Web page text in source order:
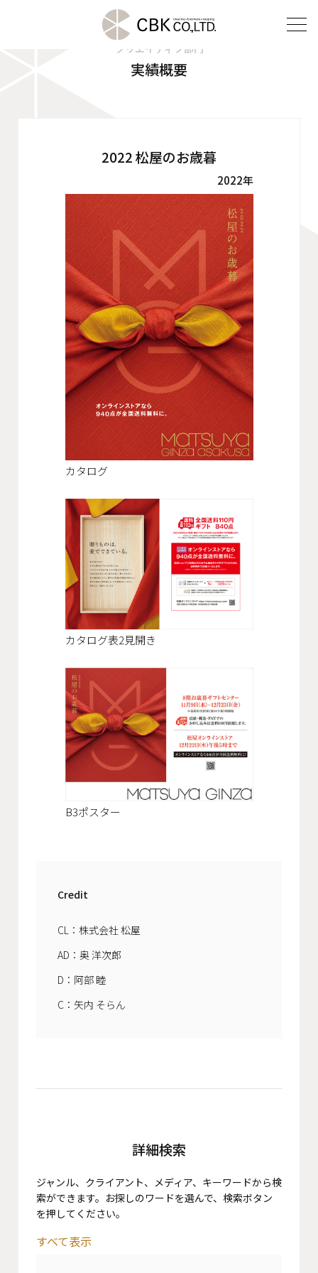
会社案内
ご挨拶
企業理念
会社概要
沿革
役員一覧
組織図
グループ会社
アクセス
採用情報
協力会社・スタッフ募集
お問い合わせ
クリエイティブ部門
実績概要
2022 松屋のお歳暮
2022年
カタログ
カタログ表2見開き
B3ポスター
Credit
CL：株式会社 松屋
AD：奥 洋次郎
D：阿部 睦
C：矢内 そらん
詳細検索
ジャンル、クライアント、メディア、キーワードから検
索ができます。お探しのワードを選んで、検索ボタン
を押してください。
すべて表示